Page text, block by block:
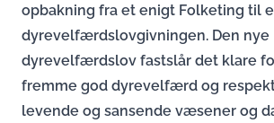
opbakning fra et enigt Folketing til
dyrevelfærdslovgivningen. Den nye
dyrevelfærdslov fastslår det klare
fremme god dyrevelfærd og
levende og sansende væsener og